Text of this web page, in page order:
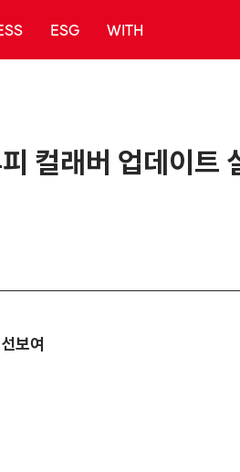
ESG WITH
컬래버 업데이트
보여